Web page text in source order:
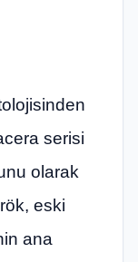
serisi
olarak
eski
ana